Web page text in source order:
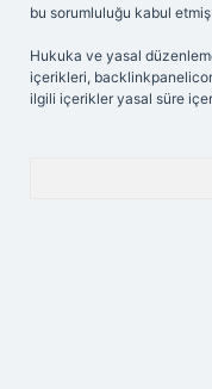
bu sorumluluğu kabul etmiş
Hukuka ve yasal
içerikleri,
ilgili içerikler yasal süre